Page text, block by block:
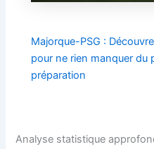
Majorque-PSG :
pour ne rien manquer du
préparation
Analyse statistique